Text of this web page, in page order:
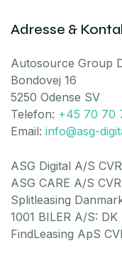
Adresse &
Autosource Group
Bondovej 16
5250 Odense SV
Telefon: +45 70 70
Email: info@asg-
ASG Digital A/S
ASG CARE A/S
Splitleasing
1001 BILER A/S:
FindLeasing ApS